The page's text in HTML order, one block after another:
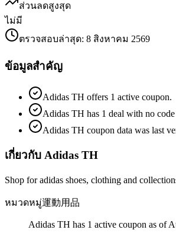
ส่วนลดสูงสุด
ไม่มี
ตรวจสอบล่าสุด: 8 สิงหาคม 2569
ข้อมูลสำคัญ
Adidas TH offers 1 active coupon.
Adidas TH has 1 deal with no
Adidas TH coupon data was last
เกี่ยวกับ Adidas TH
Shop for adidas shoes, clothing and
หมวดหมู่運動用品
Adidas TH has 1 active coupon as of